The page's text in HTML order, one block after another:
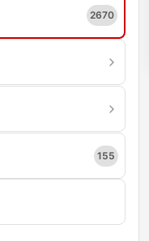
2670
155